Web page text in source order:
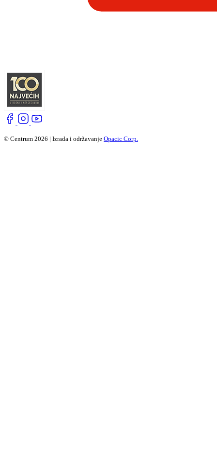
© Centrum 2026 | Izrada i održavanje Opacic Corp.